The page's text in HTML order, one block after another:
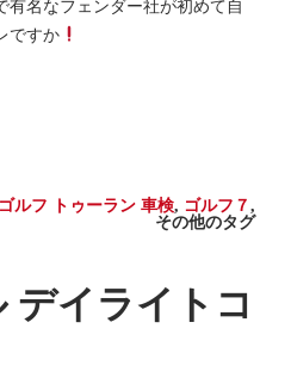
有名なフェンダー社が初めて自
ですか
ゴルフ トゥーラン 車検, ゴルフ７ ,
その他のタグ
デイライトコ